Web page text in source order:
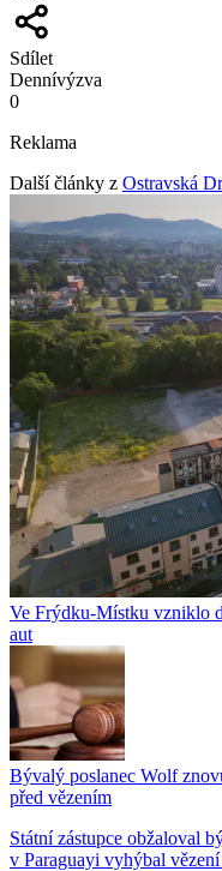
Sdílet
Dennívýzva
0
Reklama
Další články z Ostravská
Ve Frýdku-Místku vzniklo
aut
Bývalý poslanec Wolf
před vězením
Státní zástupce obžaloval
v Paraguayi vyhýbal